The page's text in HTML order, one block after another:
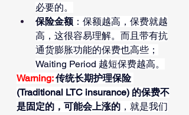
必要的。
保险金额 ：保额越高，保费就越
高，这很容易理解。而且带有抗
通货膨胀功能的保费也高些；
Waiting Period 越短保费越高。
Warning: 传统长期护理保险
(Traditional LTC insurance) 的保费不
是固定的，可能会上涨的 ，就是我们